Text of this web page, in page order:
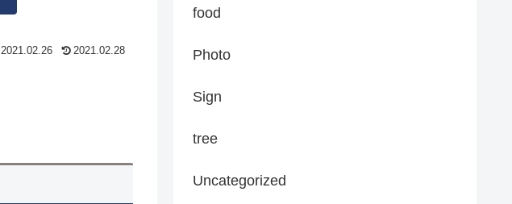
2021.02.26 2021.02.28
food
Photo
Sign
tree
Uncategorized